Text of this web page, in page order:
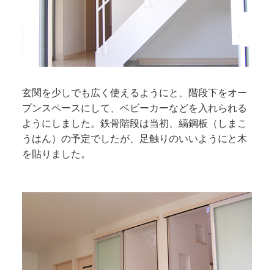
玄関を少しでも広く使えるようにと、階段下をオー
プンスペースにして、ベビーカーなどを入れられる
ようにしました。鉄骨階段は当初、縞鋼板（しまこ
うはん）の予定でしたが、足触りのいいようにと木
を貼りました。